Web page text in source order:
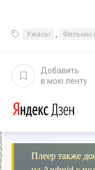
Ужасы Фильмы
Добавить
в мою ленту
Плеер также